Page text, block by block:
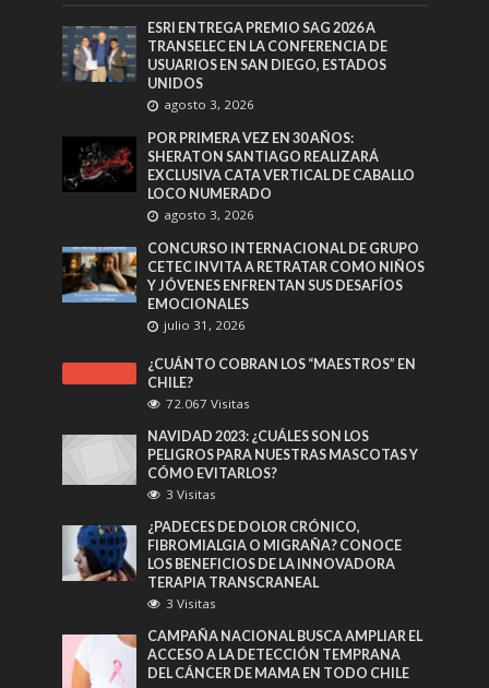
ESRI ENTREGA PREMIO SAG 2026 A
TRANSELEC EN LA CONFERENCIA DE
USUARIOS EN SAN DIEGO, ESTADOS
UNIDOS
agosto 3, 2026
POR PRIMERA VEZ EN 30 AÑOS:
SHERATON SANTIAGO REALIZARÁ
EXCLUSIVA CATA VERTICAL DE CABALLO
LOCO NUMERADO
agosto 3, 2026
CONCURSO INTERNACIONAL DE GRUPO
CETEC INVITA A RETRATAR COMO NIÑOS
Y JÓVENES ENFRENTAN SUS DESAFÍOS
EMOCIONALES
julio 31, 2026
¿CUÁNTO COBRAN LOS “MAESTROS” EN
CHILE?
72.067 Visitas
NAVIDAD 2023: ¿CUÁLES SON LOS
PELIGROS PARA NUESTRAS MASCOTAS Y
CÓMO EVITARLOS?
3 Visitas
¿PADECES DE DOLOR CRÓNICO,
FIBROMIALGIA O MIGRAÑA? CONOCE
LOS BENEFICIOS DE LA INNOVADORA
TERAPIA TRANSCRANEAL
3 Visitas
CAMPAÑA NACIONAL BUSCA AMPLIAR EL
ACCESO A LA DETECCIÓN TEMPRANA
DEL CÁNCER DE MAMA EN TODO CHILE